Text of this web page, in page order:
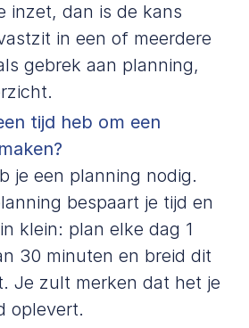
inzet, dan is de kans
in een of meerdere
gebrek aan planning,
tijd heb om een
je een planning nodig.
bespaart je tijd en
klein: plan elke dag 1
30 minuten en breid dit
Je zult merken dat het je
oplevert.